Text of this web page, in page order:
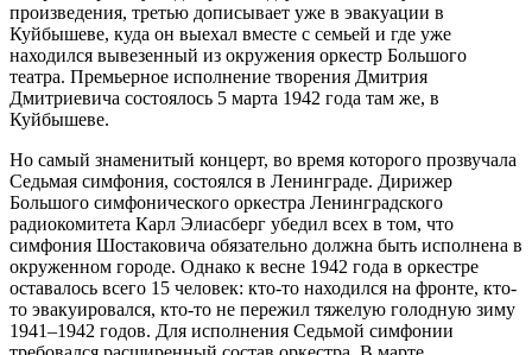
произведения, третью дописывает уже в эвакуации в
Куйбышеве, куда он выехал вместе с семьей и где уже
находился вывезенный из окружения оркестр Большого
театра. Премьерное исполнение творения Дмитрия
Дмитриевича состоялось 5 марта 1942 года там же, в
Куйбышеве.
Но самый знаменитый концерт, во время которого прозвучала
Седьмая симфония, состоялся в Ленинграде. Дирижер
Большого симфонического оркестра Ленинградского
радиокомитета Карл Элиасберг убедил всех в том, что
симфония Шостаковича обязательно должна быть исполнена в
окруженном городе. Однако к весне 1942 года в оркестре
оставалось всего 15 человек: кто-то находился на фронте, кто-
то эвакуировался, кто-то не пережил тяжелую голодную зиму
1941–1942 годов. Для исполнения Седьмой симфонии